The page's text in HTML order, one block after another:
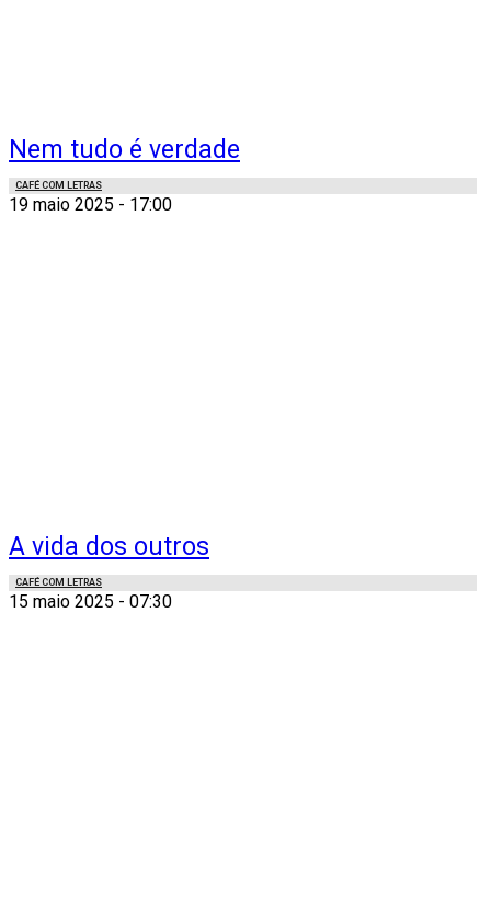
Nem tudo é verdade
CAFÉ COM LETRAS
19 maio 2025 - 17:00
A vida dos outros
CAFÉ COM LETRAS
15 maio 2025 - 07:30